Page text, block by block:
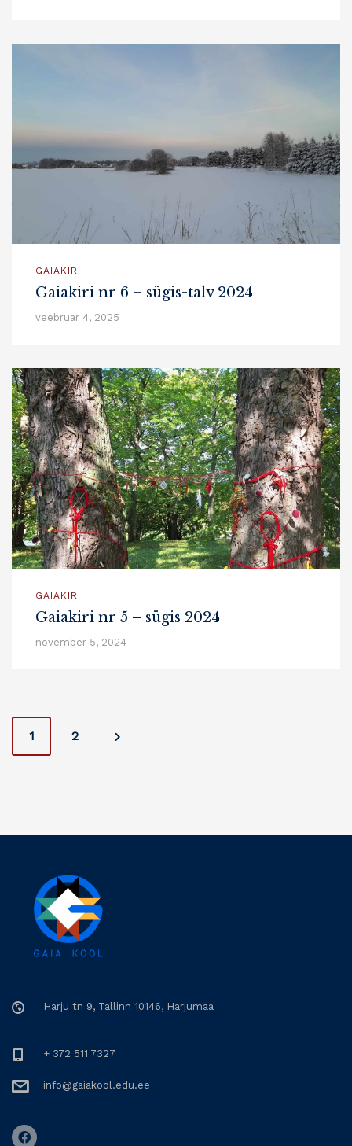
GAIAKIRI
Gaiakiri nr 6 – sügis-talv 2024
veebruar 4, 2025
GAIAKIRI
Gaiakiri nr 5 – sügis 2024
november 5, 2024
Posts
navigation
1 2
Harju tn 9, Tallinn 10146, Harjumaa
+ 372 511 7327
info@gaiakool.edu.ee